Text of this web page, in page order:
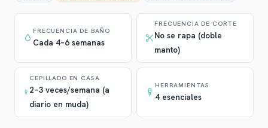
FRECUENCIA DE BAÑO
Cada 4–6 semanas
FRECUENCIA DE CORTE
No se rapa (doble
manto)
CEPILLADO EN CASA
2–3 veces/semana (a
diario en muda)
HERRAMIENTAS
4 esenciales